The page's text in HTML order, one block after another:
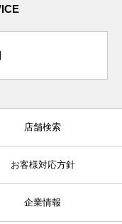
店舗検索
お客様対応方針
企業情報